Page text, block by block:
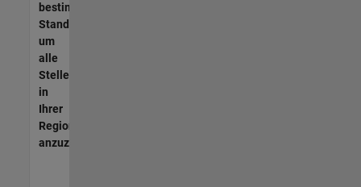
bestimmten
Standort,
um
alle
Stellenangebote
in
Ihrer
Region
anzuzeigen.